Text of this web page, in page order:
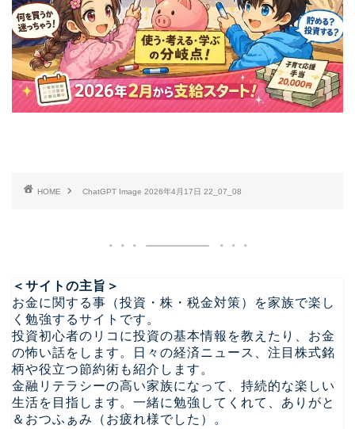
HOME ChatGPT Image 2026年4月17日 22_07_08
＜サイトの主旨＞
お金に関する事（投資・株・税金対策）を家族で楽し
く勉強するサイトです。
投資初心者のリコに投資の基本情報を教えたり、お金
の怖い話をします。日々の経済ニュース、注目株式銘
柄や役立つ節約術も紹介します。
金融リテラシーの高い家族になって、持続的な楽しい
生活を目指します。一緒に勉強してくれて、ありがと
＆おつふぁみ（お疲れ様でした）。